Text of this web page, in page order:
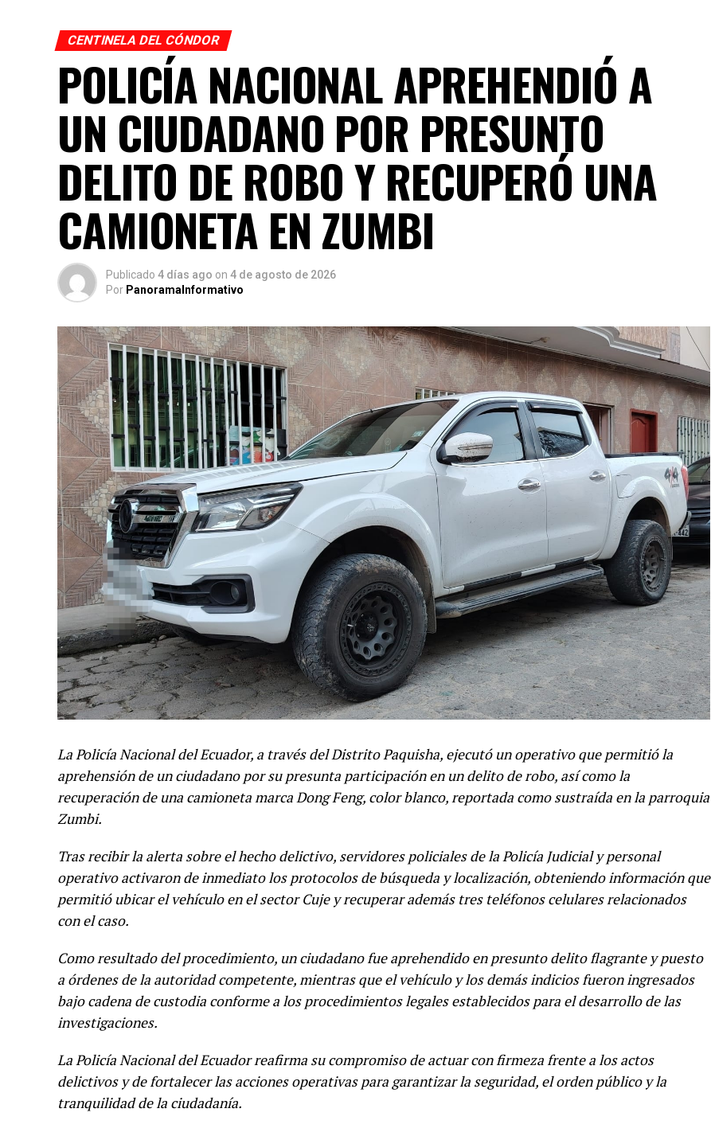
CENTINELA DEL CÓNDOR
POLICÍA NACIONAL APREHENDIÓ A
UN CIUDADANO POR PRESUNTO
DELITO DE ROBO Y RECUPERÓ UNA
CAMIONETA EN ZUMBI
Publicado 4 días ago on 4 de agosto de 2026
Por PanoramaInformativo
La Policía Nacional del Ecuador, a través del Distrito Paquisha, ejecutó un operativo que permitió la
aprehensión de un ciudadano por su presunta participación en un delito de robo, así como la
recuperación de una camioneta marca Dong Feng, color blanco, reportada como sustraída en la parroquia
Zumbi.
Tras recibir la alerta sobre el hecho delictivo, servidores policiales de la Policía Judicial y personal
operativo activaron de inmediato los protocolos de búsqueda y localización, obteniendo información que
permitió ubicar el vehículo en el sector Cuje y recuperar además tres teléfonos celulares relacionados
con el caso.
Como resultado del procedimiento, un ciudadano fue aprehendido en presunto delito flagrante y puesto
a órdenes de la autoridad competente, mientras que el vehículo y los demás indicios fueron ingresados
bajo cadena de custodia conforme a los procedimientos legales establecidos para el desarrollo de las
investigaciones.
La Policía Nacional del Ecuador reafirma su compromiso de actuar con firmeza frente a los actos
delictivos y de fortalecer las acciones operativas para garantizar la seguridad, el orden público y la
tranquilidad de la ciudadanía.